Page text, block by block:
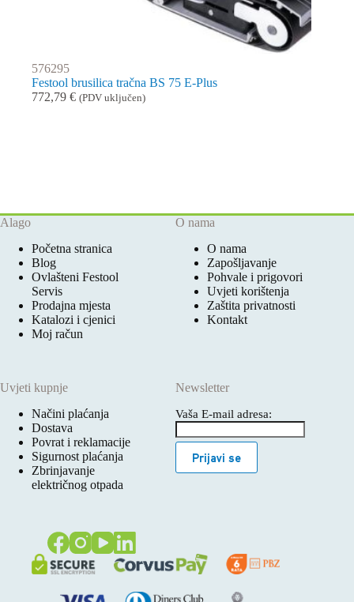
576295
Festool brusilica tračna BS 75 E-Plus
772,79 € (PDV uključen)
Alago
Početna stranica
Blog
Ovlašteni Festool
Servis
Prodajna mjesta
Katalozi i cjenici
Moj račun
O nama
O nama
Zapošljavanje
Pohvale i prigovori
Uvjeti korištenja
Zaštita privatnosti
Kontakt
Uvjeti kupnje
Načini plaćanja
Dostava
Povrat i reklamacije
Sigurnost plaćanja
Zbrinjavanje
električnog otpada
Newsletter
Vaša E-mail adresa:
Prijavi se